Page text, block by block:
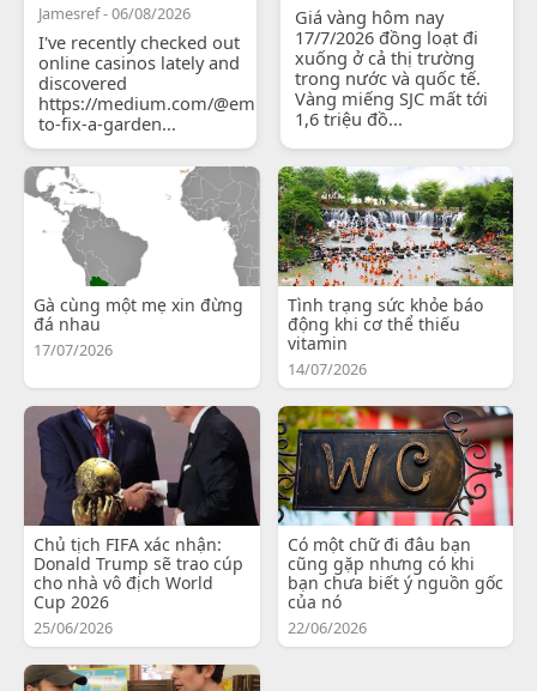
Jamesref - 06/08/2026
I've recently checked out
online casinos lately and
discovered
https://medium.com/@emilyjohnsonready/how-
to-fix-a-garden...
Giá vàng hôm nay
17/7/2026 đồng loạt đi
xuống ở cả thị trường
trong nước và quốc tế.
Vàng miếng SJC mất tới
1,6 triệu đồ...
Gà cùng một mẹ xin đừng
đá nhau
17/07/2026
Tình trạng sức khỏe báo
động khi cơ thể thiếu
vitamin
14/07/2026
Chủ tịch FIFA xác nhận:
Donald Trump sẽ trao cúp
cho nhà vô địch World
Cup 2026
25/06/2026
Có một chữ đi đâu bạn
cũng gặp nhưng có khi
bạn chưa biết ý nguồn gốc
của nó
22/06/2026